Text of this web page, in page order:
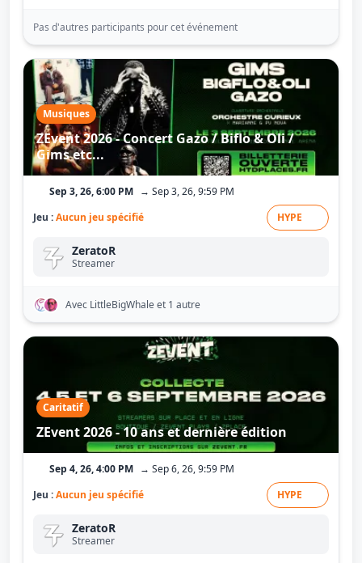
Pas d'autres participants pour cet événement
Musiques
ZEvent 2026 - Concert Gazo / Biflo & Oli /
Gims etc...
Sep 3, 26, 6:00 PM → Sep 3, 26, 9:59 PM
Jeu :Aucun jeu spécifié HYPE
ZeratoR
Streamer
Avec LittleBigWhaleet 1 autre
Caritatif
ZEvent 2026 - 10 ans et dernière édition
Sep 4, 26, 4:00 PM → Sep 6, 26, 9:59 PM
Jeu :Aucun jeu spécifié HYPE
ZeratoR
Streamer